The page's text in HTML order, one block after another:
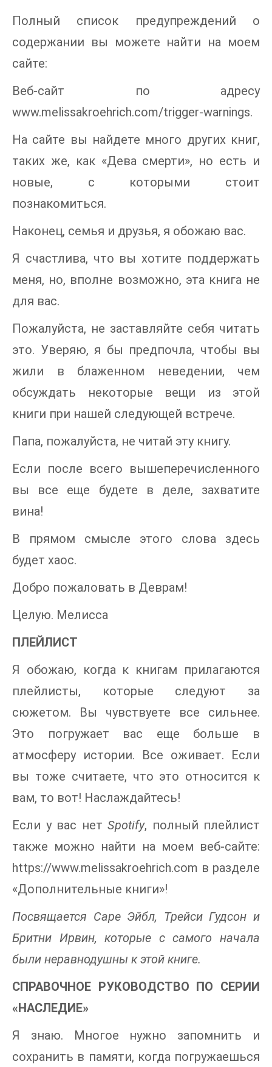
Полный список предупреждений о
содержании вы можете найти на моем
сайте:
Веб-сайт по адресу
www.melissakroehrich.com/trigger-warnings.
На сайте вы найдете много других книг,
таких же, как «Дева смерти», но есть и
новые, с которыми стоит
познакомиться.
Наконец, семья и друзья, я обожаю вас.
Я счастлива, что вы хотите поддержать
меня, но, вполне возможно, эта книга не
для вас.
Пожалуйста, не заставляйте себя читать
это. Уверяю, я бы предпочла, чтобы вы
жили в блаженном неведении, чем
обсуждать некоторые вещи из этой
книги при нашей следующей встрече.
Папа, пожалуйста, не читай эту книгу.
Если после всего вышеперечисленного
вы все еще будете в деле, захватите
вина!
В прямом смысле этого слова здесь
будет хаос.
Добро пожаловать в Деврам!
Целую. Мелисса
ПЛЕЙЛИСТ
Я обожаю, когда к книгам прилагаются
плейлисты, которые следуют за
сюжетом. Вы чувствуете все сильнее.
Это погружает вас еще больше в
атмосферу истории. Все оживает. Если
вы тоже считаете, что это относится к
вам, то вот! Наслаждайтесь!
Если у вас нет Spotify, полный плейлист
также можно найти на моем веб-сайте:
https://www.melissakroehrich.com в разделе
«Дополнительные книги»!
Посвящается Саре Эйбл, Трейси Гудсон и
Бритни Ирвин, которые с самого начала
были неравнодушны к этой книге.
СПРАВОЧНОЕ РУКОВОДСТВО ПО СЕРИИ
«НАСЛЕДИЕ»
Я знаю. Многое нужно запомнить и
сохранить в памяти, когда погружаешься